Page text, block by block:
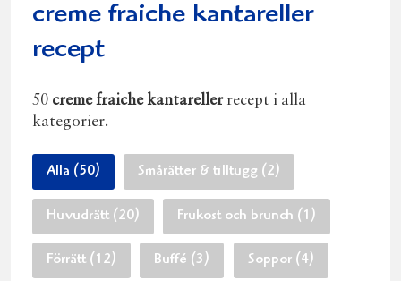
creme fraiche kantareller
recept
50 creme fraiche kantarellerrecept i alla
kategorier.
Alla (50) Smårätter & tilltugg (2)
Huvudrätt (20) Frukost och brunch (1)
Förrätt (12) Buffé (3) Soppor (4)